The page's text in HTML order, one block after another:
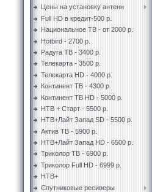
Цены на установку антенн
Full HD в кредит-500 р.
Национальное ТВ - от 2000 р.
Hotbird - 2700 р.
Радуга ТВ - 3400 р.
Телекарта - 3500 р.
Телекарта HD - 4000 р.
Континент ТВ - 4300 р.
Континент ТВ HD - 5000 р.
НТВ + Старт - 5500 р.
НТВ+Лайт Запад SD - 5500 р.
Актив ТВ - 5900 р.
НТВ+Лайт Запад HD - 6500 р.
Триколор ТВ - 6900 р.
Триколор Full HD - 6999 р.
НТВ+
Спутниковые ресиверы